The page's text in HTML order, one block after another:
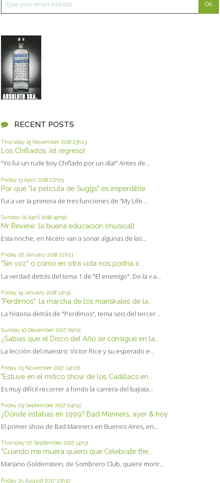
RECENT POSTS
Thursday 15 November 2018 23h23
Los Chiflados: ¡el regreso!
"Yo fui un rude boy Chiflado por un día!" Antes de...
Friday 13 April 2018 22h03
Por qué "la película de Suggs" es imperdible
Fui a ver la primera de tres funciones de “My Life...
Sunday 01 April 2018 19h50
Mr Review: la buena educación (musical)
Esta noche, en Niceto van a sonar algunas de las...
Friday 26 January 2018 22h21
"Sin voz" o cómo en otra vida nos podría ir...
La verdad detrás del tema 1 de "El enemigo". De la v a...
Friday 19 January 2018 14h31
"Perdimos": la marcha de los mariskales de la...
La historia detrás de "Perdimos", tema seis del tercer...
Sunday 10 December 2017 05h11
¿Sabías que el Disco del Año se consigue en la...
La lección del maestro: Victor Rice y su esperado e...
Friday 03 November 2017 14h26
"Estuve en el mítico show de los Cadillacs en...
Es muy difícil recorrer a fondo la carrera del bajista...
Friday 29 September 2017 04h12
¿Dónde estabas en 1999? Bad Manners, ayer & hoy
El primer show de Bad Manners en Buenos Aires, en...
Thursday 07 September 2017 14h31
"Cuando me muera quiero que Celebrate the...
Mariano Goldenstein, de Sombrero Club, quiere morir...
Friday 25 August 2017 21h10